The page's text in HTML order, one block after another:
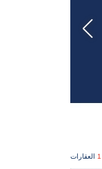
العقارات